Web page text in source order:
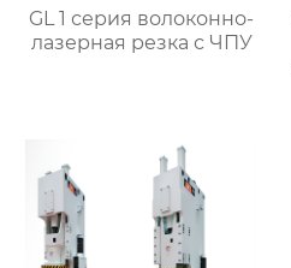
GL 1 серия волоконно-
лазерная резка с ЧПУ